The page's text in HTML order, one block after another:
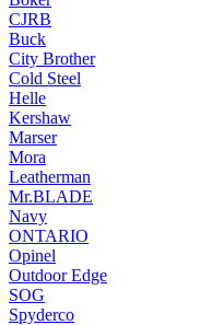
CJRB
Buck
City Brother
Cold Steel
Helle
Kershaw
Marser
Mora
Leatherman
Mr.BLADE
Navy
ONTARIO
Opinel
Outdoor Edge
SOG
Spyderco